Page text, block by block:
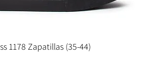
1178 Zapatillas (35-44)